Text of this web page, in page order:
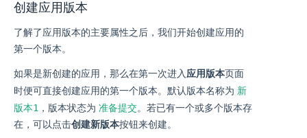
创建应用版本
了解了应用版本的主要属性之后，我们开始创建应用的
第一个版本。
如果是新创建的应用，那么在第一次进入应用版本页面
时便可直接创建应用的第一个版本。默认版本名称为 新
版本1 ，版本状态为 准备提交。若已有一个或多个版本存
在，可以点击创建新版本按钮来创建。